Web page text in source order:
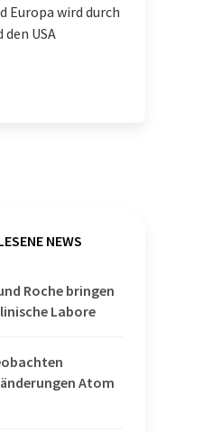
Europa wird durch
den USA
NEWS
Roche bringen
Labore
Atom